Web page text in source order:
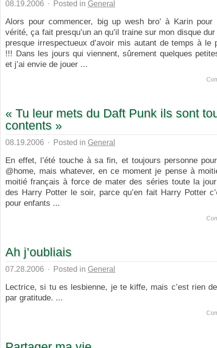
08.19.2006 · Posted in General
Alors pour commencer, big up wesh bro’ à Karin
vérité, ça fait presqu’un an qu’il traine sur mon disque
presque irrespectueux d’avoir mis autant de temps à le
!!! Dans les jours qui viennent, sûrement quelques
et j’ai envie de jouer ...
« Tu leur mets du Daft Punk ils sont
contents »
08.19.2006 · Posted in General
En effet, l’été touche à sa fin, et toujours personne
@home, mais whatever, en ce moment je pense à
moitié français à force de mater des séries toute la
des Harry Potter le soir, parce qu’en fait Harry Potter
pour enfants ...
Ah j’oubliais
07.28.2006 · Posted in General
Lectrice, si tu es lesbienne, je te kiffe, mais c’est rien
par gratitude. ...